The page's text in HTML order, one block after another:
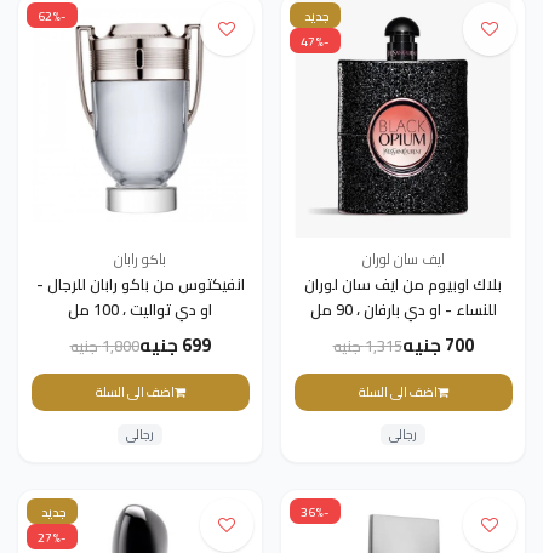
جديد
-47%
ايف سان لوران
بلاك اوبيوم من ايف سان لوران
للنساء - او دي بارفان ، 90 مل
700 جنيه 1,315 جنيه
اضف الى السلة
رجالى
-62%
باكو رابان
انفيكتوس من باكو رابان للرجال -
او دي تواليت ، 100 مل
699 جنيه 1,800 جنيه
اضف الى السلة
رجالى
-36%
جديد
-27%